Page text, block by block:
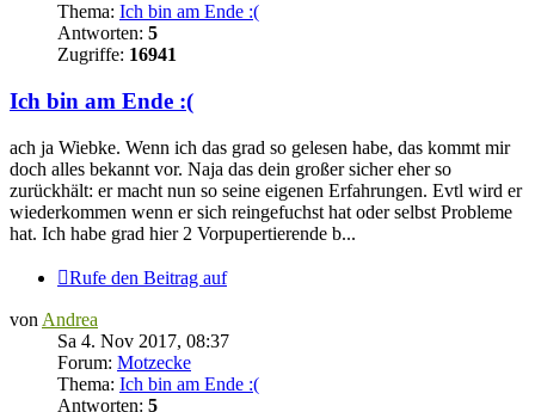
Thema: Ich bin am Ende :(
Antworten: 5
Zugriffe: 16941
Ich bin am Ende :(
ach ja Wiebke. Wenn ich das grad so gelesen habe, das kommt mir
doch alles bekannt vor. Naja das dein großer sicher eher so
zurückhält: er macht nun so seine eigenen Erfahrungen. Evtl wird er
wiederkommen wenn er sich reingefuchst hat oder selbst Probleme
hat. Ich habe grad hier 2 Vorpupertierende b...
Rufe den Beitrag auf
von Andrea
Sa 4. Nov 2017, 08:37
Forum: Motzecke
Thema: Ich bin am Ende :(
Antworten: 5